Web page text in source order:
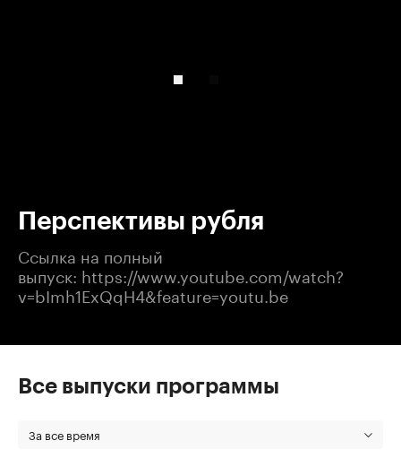
Перспективы рубля
Ссылка на полный
выпуск: https://www.youtube.com/watch?
v=bImh1ExQqH4&feature=youtu.be
Все выпуски программы
За все время